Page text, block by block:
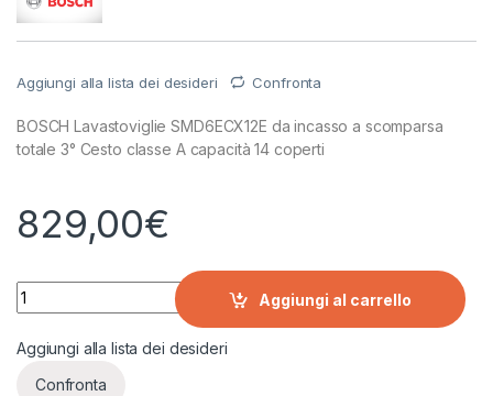
Aggiungi alla lista dei desideri Confronta
BOSCH Lavastoviglie SMD6ECX12E da incasso a scomparsa
totale 3° Cesto classe A capacità 14 coperti
829,00€
BOSCH Lavastoviglie SMD6ECX12E da incasso a
Aggiungi al carrello
Aggiungi alla lista dei desideri
Confronta